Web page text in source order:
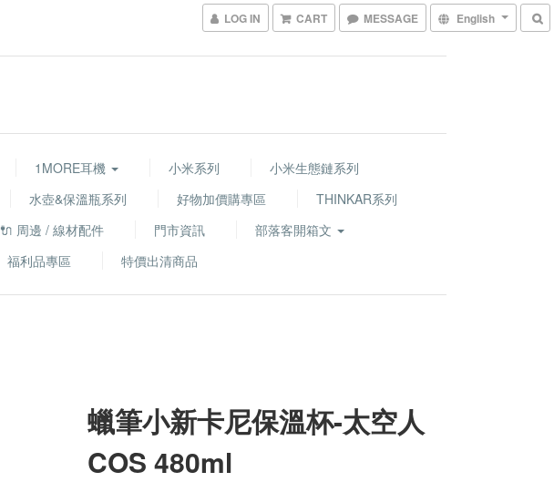
LOG IN CART MESSAGE English
1MORE耳機 小米系列
小米生態鏈系列
水壺&保溫瓶系列 好物加價購專區
THINKAR系列
🔌 周邊 / 線材配件 門市資訊
部落客開箱文
福利品專區 特價出清商品
蠟筆小新卡尼保溫杯-太空人
COS 480ml